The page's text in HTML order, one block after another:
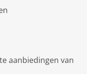
aanbiedingen van